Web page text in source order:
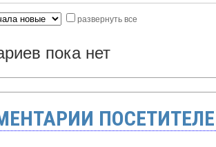
развернуть все
пока нет